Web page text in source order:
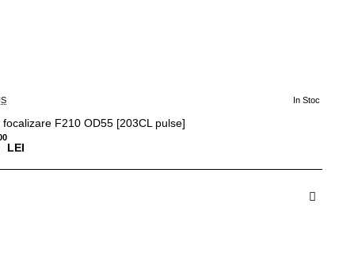
In Stoc
focalizare F210 OD55 [203CL pulse]
LEI